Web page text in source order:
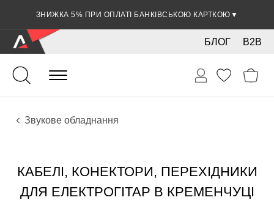
ЗНИЖКА 5% ПРИ ОПЛАТІ БАНКІВСЬКОЮ КАРТКОЮ ▼
B2B
БЛОГ
Гітари
Електро інструменти
Звукове обладнання
КАБЕЛІ, КОНЕКТОРИ, ПЕРЕХІДНИКИ
ДЛЯ ЕЛЕКТРОГІТАР В КРЕМЕНЧУЦІ